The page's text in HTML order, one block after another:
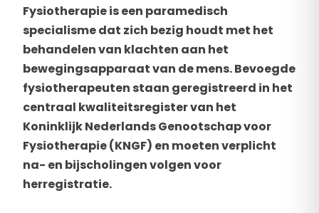
Fysiotherapie is een paramedisch
specialisme dat zich bezig houdt met het
behandelen van klachten aan het
bewegingsapparaat van de mens. Bevoegde
fysiotherapeuten staan geregistreerd in het
centraal kwaliteitsregister van het
Koninklijk Nederlands Genootschap voor
Fysiotherapie (KNGF) en moeten verplicht
na- en bijscholingen volgen voor
herregistratie.